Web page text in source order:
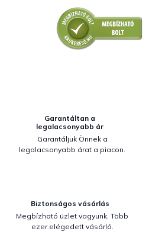
Garantáltan a
legalacsonyabb ár
Garantáljuk Önnek a
legalacsonyabb árat a piacon.
Biztonságos vásárlás
Megbízható üzlet vagyunk. Több
ezer elégedett vásárló.